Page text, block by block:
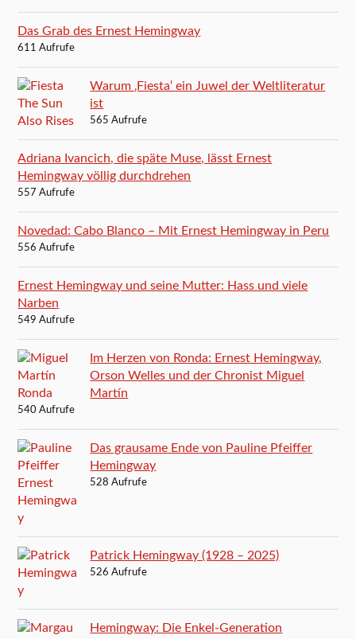
Das Grab des Ernest Hemingway
611 Aufrufe
Warum ‚Fiesta‘ ein Juwel der Weltliteratur
ist
565 Aufrufe
Adriana Ivancich, die späte Muse, lässt Ernest
Hemingway völlig durchdrehen
557 Aufrufe
Novedad: Cabo Blanco – Mit Ernest Hemingway in Peru
556 Aufrufe
Ernest Hemingway und seine Mutter: Hass und viele
Narben
549 Aufrufe
Im Herzen von Ronda: Ernest Hemingway,
Orson Welles und der Chronist Miguel
Martín
540 Aufrufe
Das grausame Ende von Pauline Pfeiffer
Hemingway
528 Aufrufe
Patrick Hemingway (1928 – 2025)
526 Aufrufe
Hemingway: Die Enkel-Generation